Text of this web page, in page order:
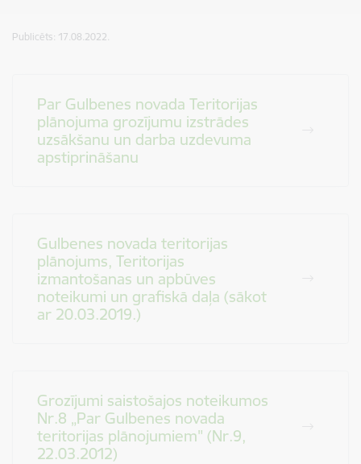
Publicēts: 17.08.2022.
Par Gulbenes novada Teritorijas
plānojuma grozījumu izstrādes
uzsākšanu un darba uzdevuma
apstiprināšanu
Gulbenes novada teritorijas
plānojums, Teritorijas
izmantošanas un apbūves
noteikumi un grafiskā daļa (sākot
ar 20.03.2019.)
Grozījumi saistošajos noteikumos
Nr.8 „Par Gulbenes novada
teritorijas plānojumiem" (Nr.9,
22.03.2012)